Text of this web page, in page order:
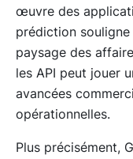
œuvre des
prédiction
paysage des
les API peut jouer
avancées
opérationnelles.
Plus précisément,